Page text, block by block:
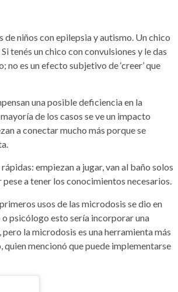
niños con epilepsia y autismo. Un chico
tenés un chico con convulsiones y le das
es un efecto subjetivo de ‘creer’ que
una posible deficiencia en la
de los casos se ve un impacto
a conectar mucho más porque se
empiezan a jugar, van al baño solos
a tener los conocimientos necesarios.
usos de las microdosis se dio en
psicólogo esto sería incorporar una
la microdosis es una herramienta más
mencionó que puede implementarse